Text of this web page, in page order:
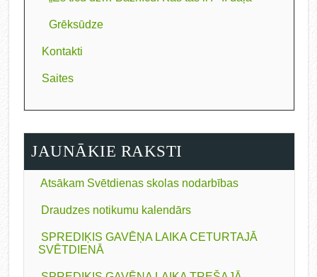
Grēksūdze
Kontakti
Saites
JAUNĀKIE RAKSTI
Atsākam Svētdienas skolas nodarbības
Draudzes notikumu kalendārs
SPREDIĶIS GAVĒŅA LAIKA CETURTAJĀ
SVĒTDIENĀ